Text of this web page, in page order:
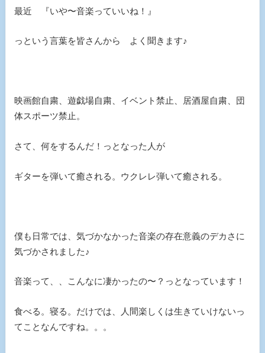
最近 『いや〜音楽っていいね！』
っという言葉を皆さんから よく聞きます♪
映画館自粛、遊戯場自粛、イベント禁止、居酒屋自粛、団
体スポーツ禁止。
さて、何をするんだ！っとなった人が
ギターを弾いて癒される。ウクレレ弾いて癒される。
僕も日常では、気づかなかった音楽の存在意義のデカさに
気づかされました♪
音楽って、、こんなに凄かったの〜？っとなっています！
食べる。寝る。だけでは、人間楽しくは生きていけないっ
てことなんですね。。。